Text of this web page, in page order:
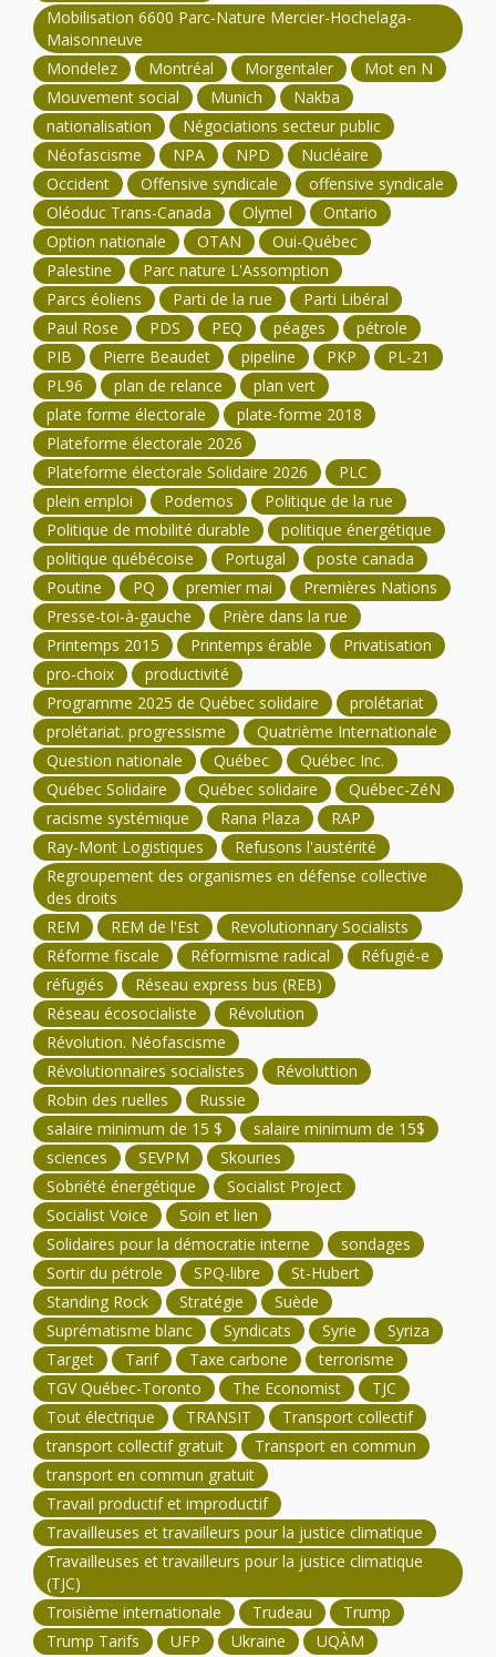
Mobilisation 6600 Parc-Nature Mercier-Hochelaga-
Maisonneuve
Mondelez
Montréal Morgentaler
Mot en N
Mouvement social
Munich
Nakba
nationalisation
Négociations secteur public
Néofascisme
NPA NPD
Nucléaire
Occident
Offensive syndicale
offensive syndicale
Oléoduc Trans-Canada
Olymel
Ontario
Option nationale
OTAN
Oui-Québec
Palestine
Parc nature L'Assomption
Parcs éoliens
Parti de la rue
Parti Libéral
Paul Rose
PDS PEQ péages
pétrole
PIB
Pierre Beaudet pipeline PKP
PL-21
PL96
plan de relance
plan vert
plate forme électorale
plate-forme 2018
Plateforme électorale 2026
Plateforme électorale Solidaire 2026
PLC
plein emploi
Podemos
Politique de la rue
Politique de mobilité durable
politique énergétique
politique québécoise
Portugal
poste canada
Poutine
PQ premier mai
Premières Nations
Presse-toi-à-gauche
Prière dans la rue
Printemps 2015
Printemps érable
Privatisation
pro-choix
productivité
Programme 2025 de Québec solidaire
prolétariat
prolétariat. progressisme
Quatrième Internationale
Question nationale
Québec
Québec Inc.
Québec Solidaire
Québec solidaire
Québec-ZéN
racisme systémique
Rana Plaza
RAP
Ray-Mont Logistiques
Refusons l'austérité
Regroupement des organismes en défense collective
des droits
REM
REM de l'Est
Revolutionnary Socialists
Réforme fiscale
Réformisme radical
Réfugié-e
réfugiés
Réseau express bus (REB)
Réseau écosocialiste
Révolution
Révolution. Néofascisme
Révolutionnaires socialistes
Révoluttion
Robin des ruelles
Russie
salaire minimum de 15 $
salaire minimum de 15$
sciences
SEVPM
Skouries
Sobriété énergétique
Socialist Project
Socialist Voice
Soin et lien
Solidaires pour la démocratie interne
sondages
Sortir du pétrole
SPQ-libre
St-Hubert
Standing Rock
Stratégie
Suède
Suprématisme blanc
Syndicats Syrie
Syriza
Target
Tarif Taxe carbone
terrorisme
TGV Québec-Toronto
The Economist
TJC
Tout électrique
TRANSIT
Transport collectif
transport collectif gratuit
Transport en commun
transport en commun gratuit
Travail productif et improductif
Travailleuses et travailleurs pour la justice climatique
Travailleuses et travailleurs pour la justice climatique
(TJC)
Troisième internationale
Trudeau
Trump
Trump Tarifs
UFP Ukraine UQÀM